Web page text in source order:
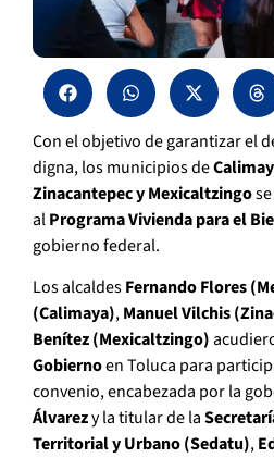
Con el objetivo de garantizar el
digna, los municipios de
Zinacantepec y Mexicaltzingo
alPrograma Vivienda para el
gobierno federal.
Los alcaldesFernando Flores
(Calimaya),Manuel Vilchis
Benítez (Mexicaltzingo)
Gobiernoen Toluca para
convenio, encabezada por la
Álvarezy la titular de la
Territorial y Urbano (Sedatu),